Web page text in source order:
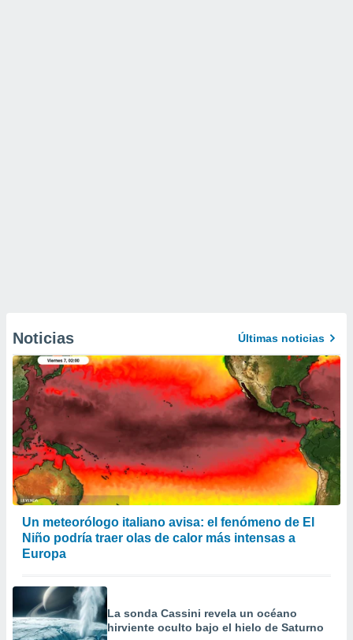
Noticias Últimas noticias
Un meteorólogo italiano avisa: el fenómeno de El
Niño podría traer olas de calor más intensas a
Europa
La sonda Cassini revela un océano
hirviente oculto bajo el hielo de Saturno